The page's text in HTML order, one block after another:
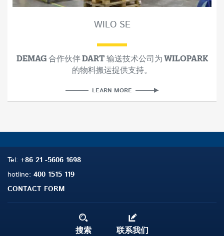
WILO SE
DEMAG 合作伙伴 DART 输送技术公司为 WILOPARK
的物料搬运提供支持。
LEARN MORE
Tel: +86 21 -5606 1698
hotline: 400 1515 119
CONTACT FORM
搜索 联系我们